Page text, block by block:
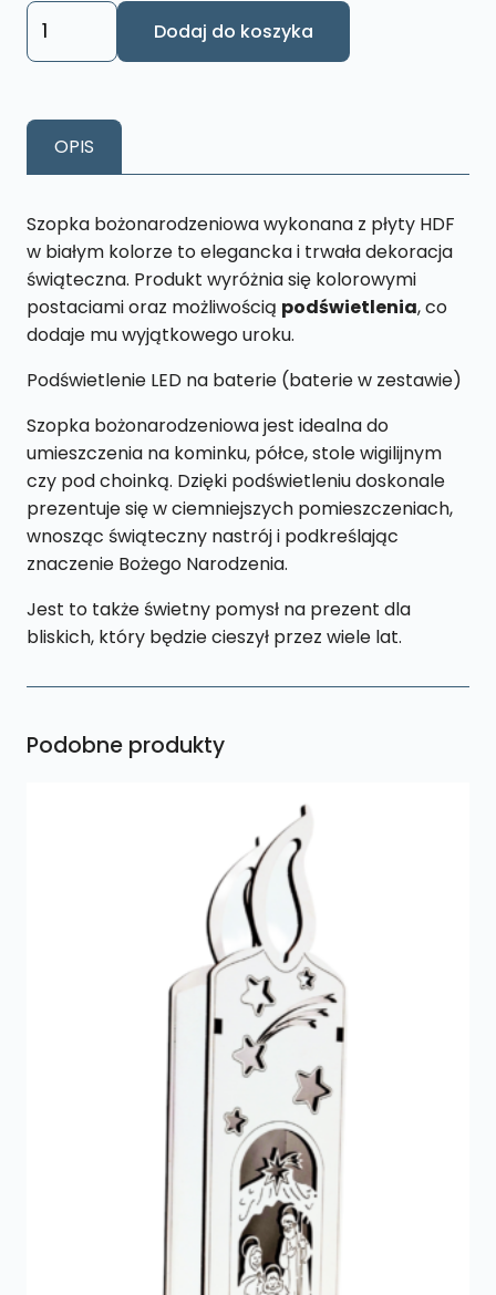
ilość
Szopka
SZ3
Dodaj do koszyka
OPIS
Szopka bożonarodzeniowa wykonana z płyty HDF
w białym kolorze to elegancka i trwała dekoracja
świąteczna. Produkt wyróżnia się kolorowymi
postaciami oraz możliwością podświetlenia, co
dodaje mu wyjątkowego uroku.
Podświetlenie LED na baterie (baterie w zestawie)
Szopka bożonarodzeniowa jest idealna do
umieszczenia na kominku, półce, stole wigilijnym
czy pod choinką. Dzięki podświetleniu doskonale
prezentuje się w ciemniejszych pomieszczeniach,
wnosząc świąteczny nastrój i podkreślając
znaczenie Bożego Narodzenia.
Jest to także świetny pomysł na prezent dla
bliskich, który będzie cieszył przez wiele lat.
Podobne produkty